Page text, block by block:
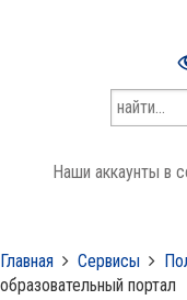
Наши аккаунты в
Главная Сервисы
образовательный портал